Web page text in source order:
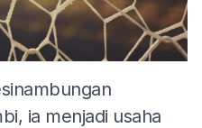
ia menjadi usaha